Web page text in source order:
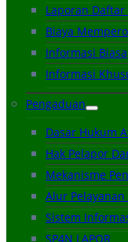
Laporan
Biaya
Informasi Biasa
Informasi
Pengaduan
Dasar Hukum
Hak Pelapor
Mekanisme
Alur
Sistem
SP4N LAPOR